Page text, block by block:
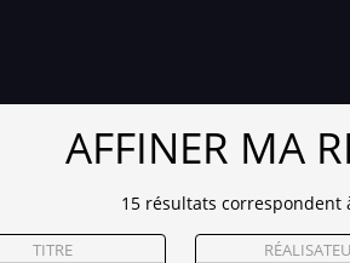
AFFINER MA
15 résultats correspondent
TITRE